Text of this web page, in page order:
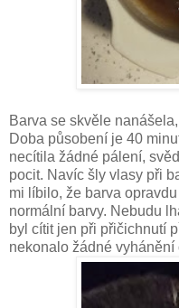
Barva se skvěle
Doba působení je 40
necítila žádné pálení,
pocit. Navíc šly vlasy při
mi líbilo, že barva
normální barvy. Nebudu
byl cítit jen při přičichnutí
nekonalo žádné